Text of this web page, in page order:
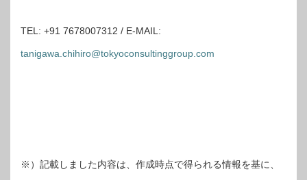
TEL: +91 7678007312 / E-MAIL:
tanigawa.chihiro@tokyoconsultinggroup.com
※）記載しました内容は、作成時点で得られる情報を基に、